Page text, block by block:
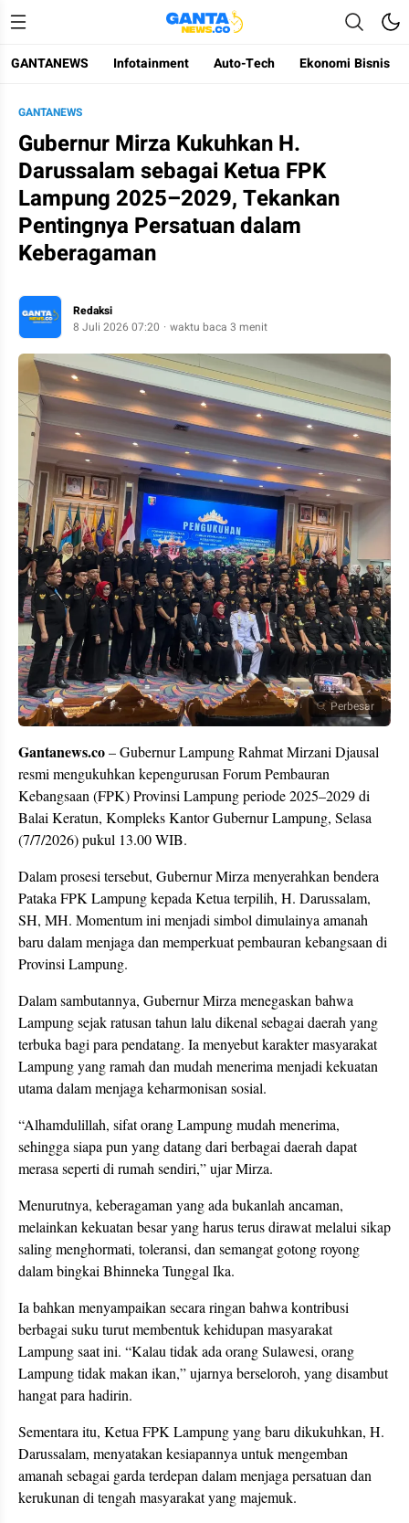
Gantanews
Informasi Membangun Bangsa
GANTANEWS Infotainment Auto-Tech Ekonomi Bisnis
GANTANEWS
Gubernur Mirza Kukuhkan H.
Darussalam sebagai Ketua FPK
Lampung 2025–2029, Tekankan
Pentingnya Persatuan dalam
Keberagaman
Redaksi
8 Juli 2026 07:20
waktu baca 3 menit
Perbesar
Gantanews.co– Gubernur Lampung Rahmat Mirzani Djausal
resmi mengukuhkan kepengurusan Forum Pembauran
Kebangsaan (FPK) Provinsi Lampung periode 2025–2029 di
Balai Keratun, Kompleks Kantor Gubernur Lampung, Selasa
(7/7/2026) pukul 13.00 WIB.
Dalam prosesi tersebut, Gubernur Mirza menyerahkan bendera
Pataka FPK Lampung kepada Ketua terpilih, H. Darussalam,
SH, MH. Momentum ini menjadi simbol dimulainya amanah
baru dalam menjaga dan memperkuat pembauran kebangsaan di
Provinsi Lampung.
Dalam sambutannya, Gubernur Mirza menegaskan bahwa
Lampung sejak ratusan tahun lalu dikenal sebagai daerah yang
terbuka bagi para pendatang. Ia menyebut karakter masyarakat
Lampung yang ramah dan mudah menerima menjadi kekuatan
utama dalam menjaga keharmonisan sosial.
“Alhamdulillah, sifat orang Lampung mudah menerima,
sehingga siapa pun yang datang dari berbagai daerah dapat
merasa seperti di rumah sendiri,” ujar Mirza.
Menurutnya, keberagaman yang ada bukanlah ancaman,
melainkan kekuatan besar yang harus terus dirawat melalui sikap
saling menghormati, toleransi, dan semangat gotong royong
dalam bingkai Bhinneka Tunggal Ika.
Ia bahkan menyampaikan secara ringan bahwa kontribusi
berbagai suku turut membentuk kehidupan masyarakat
Lampung saat ini. “Kalau tidak ada orang Sulawesi, orang
Lampung tidak makan ikan,” ujarnya berseloroh, yang disambut
hangat para hadirin.
Sementara itu, Ketua FPK Lampung yang baru dikukuhkan, H.
Darussalam, menyatakan kesiapannya untuk mengemban
amanah sebagai garda terdepan dalam menjaga persatuan dan
kerukunan di tengah masyarakat yang majemuk.